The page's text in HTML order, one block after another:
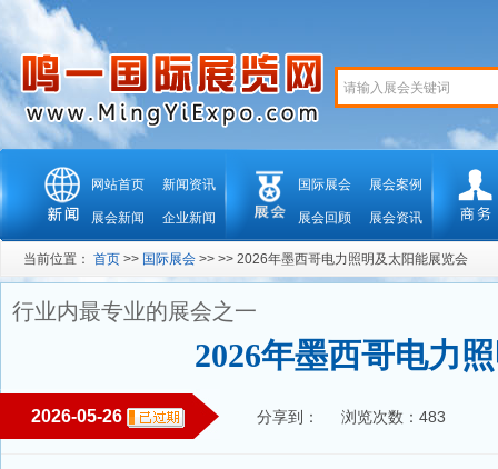
网站首页 新闻资讯
展会新闻 企业新闻
国际展会 展会案例
展会回顾 展会资讯
当前位置： 首页 >> 国际展会 >> >> 2026年墨西哥电力照明及太阳能展览会
行业内最专业的展会之一
2026年墨西哥电力
2026-05-26 分享到： 浏览次数：483